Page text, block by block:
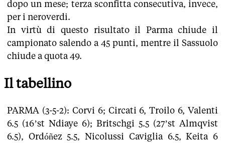
dopo un mese; terza sconfitta consecutiva, invece,
per i neroverdi.
In virtù di questo risultato il Parma chiude il
campionato salendo a 45 punti, mentre il Sassuolo
chiude a quota 49.
Il tabellino
PARMA (3-5-2): Corvi 6; Circati 6, Troilo 6, Valenti
6.5 (16’st Ndiaye 6); Britschgi 5.5 (27’st Almqvist
6.5), Ordóñez 5.5, Nicolussi Caviglia 6.5, Keita 6